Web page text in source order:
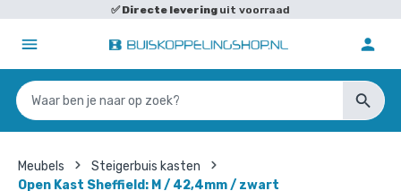
✅Directe levering uit voorraad
Meubels
Steigerbuis kasten
Open Kast Sheffield: M / 42,4mm / zwart